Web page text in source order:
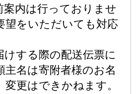
案内は行っておりませ
望をいただいても対応
けする際の配送伝票に
主名は寄附者様のお名
更はできかねます。